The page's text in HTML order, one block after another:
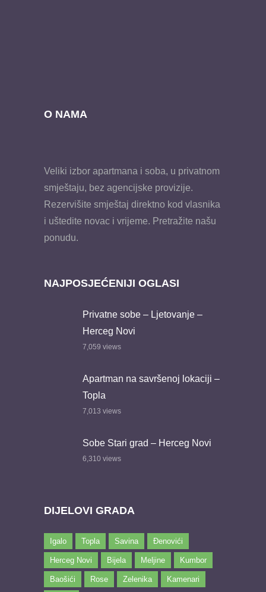
O NAMA
Veliki izbor apartmana i soba, u privatnom
smještaju, bez agencijske provizije.
Rezervišite smještaj direktno kod vlasnika
i uštedite novac i vrijeme. Pretražite našu
ponudu.
NAJPOSJEĆENIJI OGLASI
Privatne sobe – Ljetovanje –
Herceg Novi
7,059 views
Apartman na savršenoj lokaciji –
Topla
7,013 views
Sobe Stari grad – Herceg Novi
6,310 views
DIJELOVI GRADA
Igalo Topla Savina Đenovići
Herceg Novi Bijela Meljine Kumbor
Baošići Rose Zelenika Kamenari